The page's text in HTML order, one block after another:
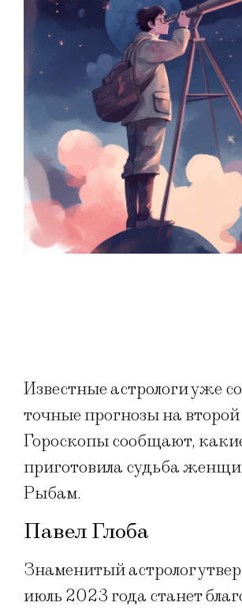
Известные астрологи уже
точные прогнозы на второй
Гороскопы сообщают,
приготовила судьба
Рыбам.
Павел Глоба
Знаменитый астролог
июль 2023 года станет